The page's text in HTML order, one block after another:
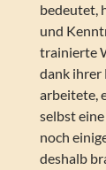
bedeutet,
und
trainierte
dank ihrer
arbeitete,
selbst
noch
deshalb